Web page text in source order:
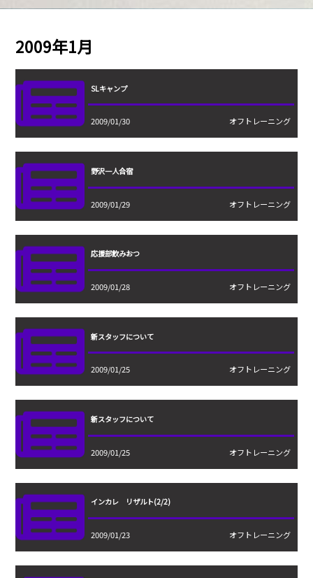
2009年1月
SLキャンプ
2009/01/30 オフトレーニング
野沢一人合宿
2009/01/29 オフトレーニング
応援部飲みおつ
2009/01/28 オフトレーニング
新スタッフについて
2009/01/25 オフトレーニング
新スタッフについて
2009/01/25 オフトレーニング
インカレ リザルト(2/2)
2009/01/23 オフトレーニング